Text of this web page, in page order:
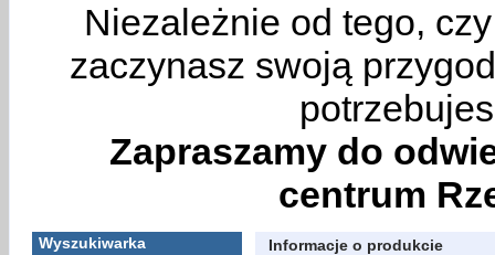
Niezależnie od tego,
zaczynasz swoją
Zapraszamy do
centrum
Wyszukiwarka Informacje o produkcie